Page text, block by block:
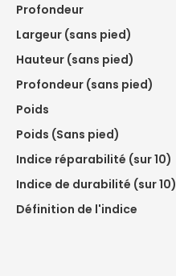
Profondeur
Largeur (sans pied)
Hauteur (sans pied)
Profondeur (sans pied)
Poids
Poids (Sans pied)
Indice réparabilité (sur 10)
Indice de durabilité (sur 10)
Définition de l'indice